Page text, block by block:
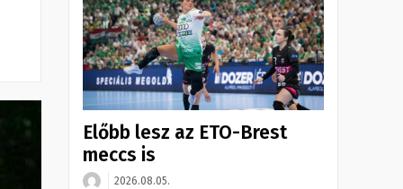
Előbb lesz az ETO-Brest
meccs is
2026.08.05.